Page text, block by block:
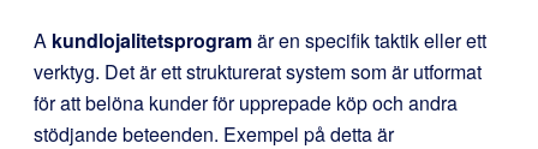
A kundlojalitetsprogramär en specifik taktik eller ett
verktyg. Det är ett strukturerat system som är utformat
för att belöna kunder för upprepade köp och andra
stödjande beteenden. Exempel på detta är